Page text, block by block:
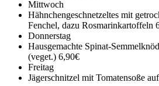
Mittwoch
Hähnchengeschnetzeltes mit
Fenchel, dazu Rosmarinkartoffeln
Donnerstag
Hausgemachte Spinat-
(veget.) 6,90€
Freitag
Jägerschnitzel mit Tomatensoße